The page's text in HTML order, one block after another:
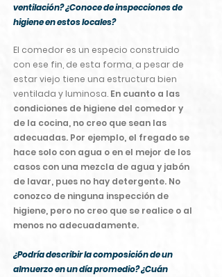
ventilación? ¿Conoce de inspecciones de
higiene en estos locales?
El comedor es un especio construido
con ese fin, de esta forma, a pesar de
estar viejo tiene una estructura bien
ventilada y luminosa. En cuanto a las
condiciones de higiene del comedor y
de la cocina, no creo que sean las
adecuadas. Por ejemplo, el fregado se
hace solo con agua o en el mejor de los
casos con una mezcla de agua y jabón
de lavar, pues no hay detergente. No
conozco de ninguna inspección de
higiene, pero no creo que se realice o al
menos no adecuadamente.
¿Podría describir la composición de un
almuerzo en un día promedio? ¿Cuán